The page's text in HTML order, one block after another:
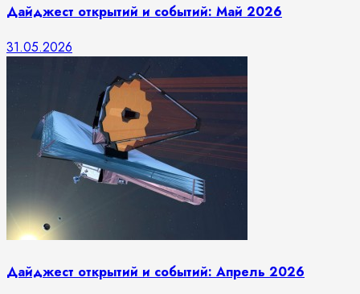
Дайджест открытий и событий: Май 2026
31.05.2026
Дайджест открытий и событий: Апрель 2026